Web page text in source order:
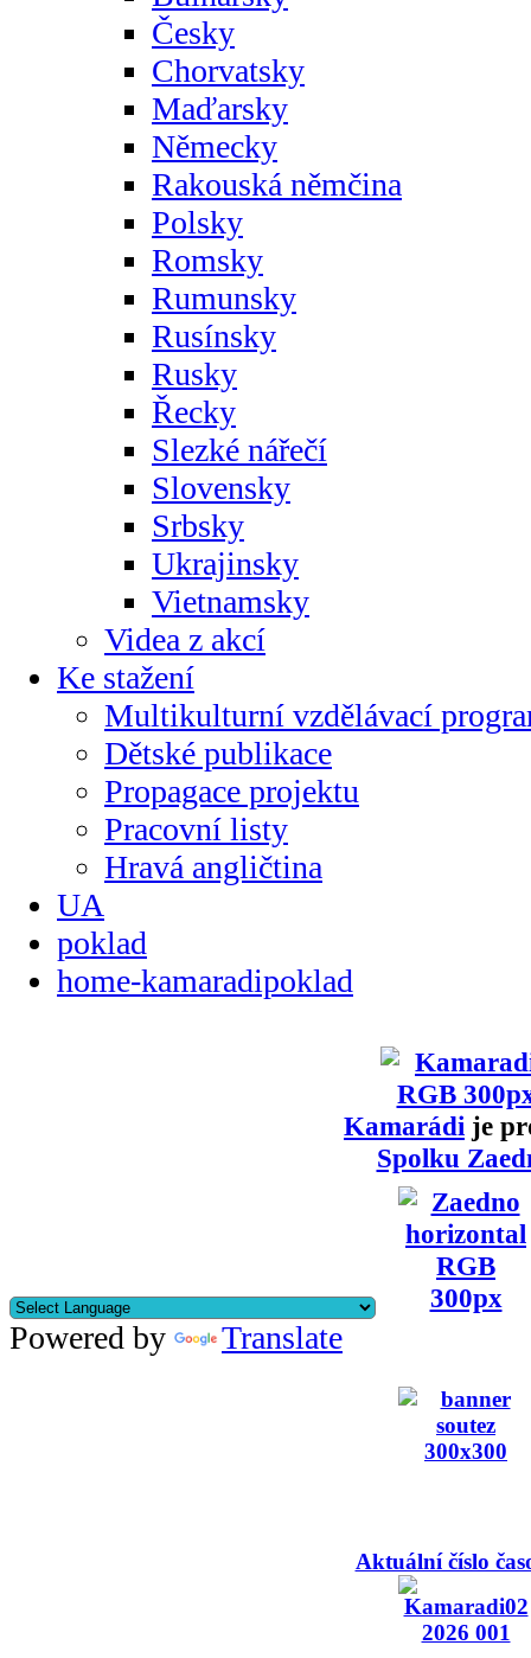
Česky
Chorvatsky
Maďarsky
Německy
Rakouská němčina
Polsky
Romsky
Rumunsky
Rusínsky
Rusky
Řecky
Slezké nářečí
Slovensky
Srbsky
Ukrajinsky
Vietnamsky
Videa z akcí
Ke stažení
Multikulturní vzdělávací
Dětské publikace
Propagace projektu
Pracovní listy
Hravá angličtina
UA
poklad
home-kamaradipoklad
Kamarádi je
Spolku
Powered by Translate
Aktuální číslo